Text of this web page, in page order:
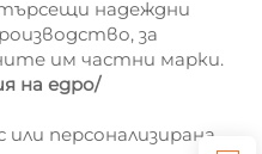
търсещи надеждни
за
им частни марки.
на едро/
или персонализирана